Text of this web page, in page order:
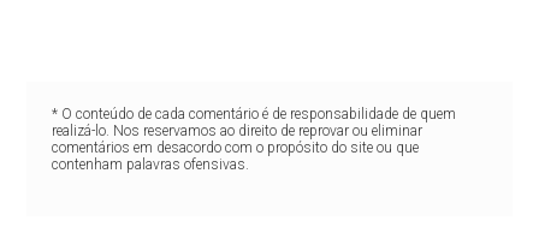
* O conteúdo de cada comentário é de responsabilidade de quem
realizá-lo. Nos reservamos ao direito de reprovar ou eliminar
comentários em desacordo com o propósito do site ou que
contenham palavras ofensivas.